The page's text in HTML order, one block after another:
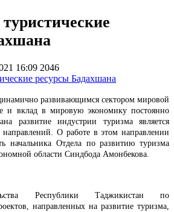
16:09 2046
развивающимся сектором мировой
и вклад в мировую экономику постоянно
развитие индустрии туризма является
О работе в этом направлении
начальника Отдела по развитию туризма
области Синдбода Амонбекова.
Республики Таджикистан по
направленных на развитие туризма,